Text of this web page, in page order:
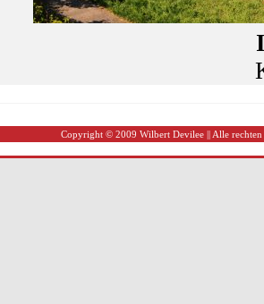
Copyright © 2009 Wilbert Devilee || Alle